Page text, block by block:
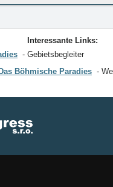
Interessante Links:
Gebietsbegleiter
Böhmische Paradies
Ihre Unterkunft hinzu